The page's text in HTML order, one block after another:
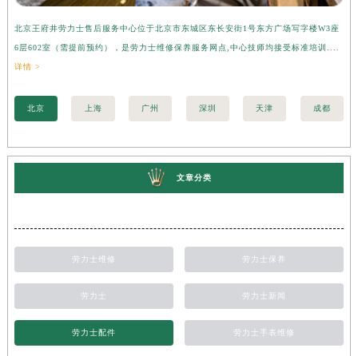
北京王府井劳力士售后服务中心位于北京市东城区东长安街1号东方广场写字楼W3座
6层602室（需提前预约），是劳力士维修保养服务网点,中心技师均接受标准培训....
详情 >
北京 上海 广州 深圳 天津 成都
文章分类
劳力士维修 劳力士保养
劳力士 劳力士新闻
劳力士配件 劳力士手表维修